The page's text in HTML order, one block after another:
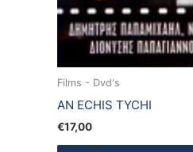
Films - Dvd's
AN ECHIS TYCHI
€17,00